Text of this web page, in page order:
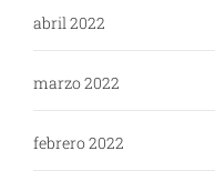
abril 2022
marzo 2022
febrero 2022